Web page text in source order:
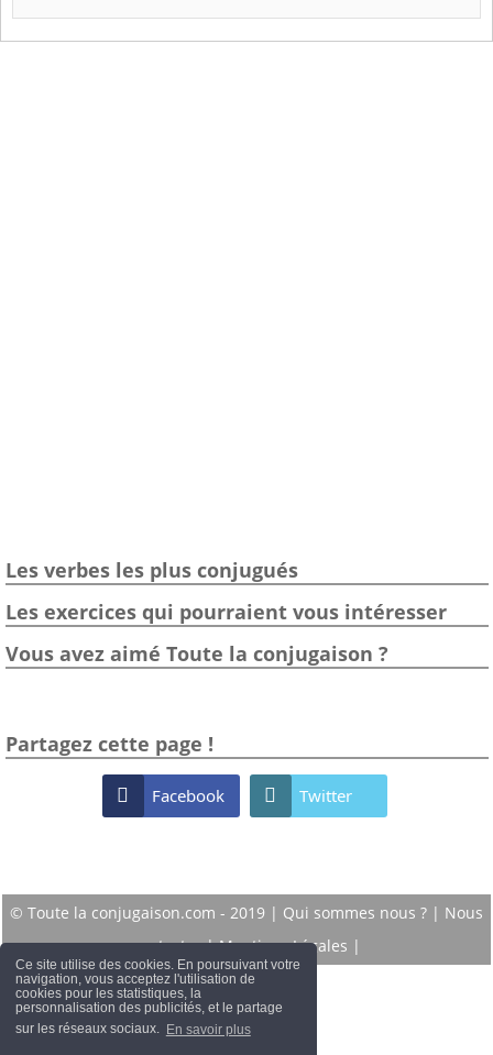
Ce site utilise des cookies. En poursuivant votre
navigation, vous acceptez l'utilisation de
cookies pour les statistiques, la
personnalisation des publicités, et le partage
sur les réseaux sociaux. En savoir plus
Les verbes les plus conjugués
Les exercices qui pourraient vous intéresser
Vous avez aimé Toute la conjugaison ?
Partagez cette page !
 Facebook  Twitter
© Toute la conjugaison.com - 2019 | Qui sommes nous ? | Nous
contacter|Mentions Légales |